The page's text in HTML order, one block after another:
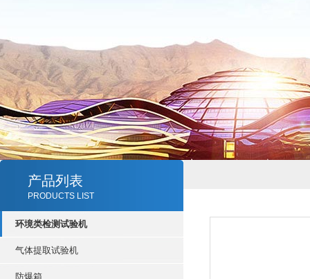
产品列表
PRODUCTS LIST
环境类检测试验机
气体提取试验机
防爆箱